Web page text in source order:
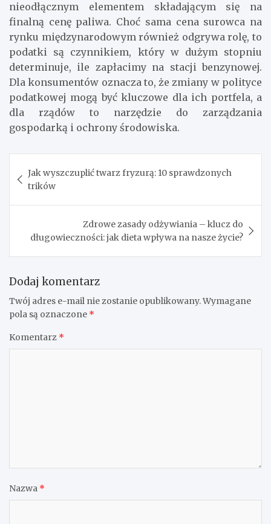
nieodłącznym elementem składającym się na
finalną cenę paliwa. Choć sama cena surowca na
rynku międzynarodowym również odgrywa rolę, to
podatki są czynnikiem, który w dużym stopniu
determinuje, ile zapłacimy na stacji benzynowej.
Dla konsumentów oznacza to, że zmiany w polityce
podatkowej mogą być kluczowe dla ich portfela, a
dla rządów to narzędzie do zarządzania
gospodarką i ochrony środowiska.
wpisu
Jak wyszczuplić twarz fryzurą: 10 sprawdzonych
trików
Zdrowe zasady odżywiania – klucz do
długowieczności: jak dieta wpływa na nasze życie?
Dodaj komentarz
Twój adres e-mail nie zostanie opublikowany.Wymagane
pola są oznaczone *
Komentarz *
Nazwa *